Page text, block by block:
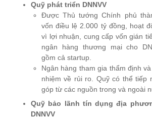
Quỹ phát triển DNNVV
Được Thủ tướng Chính phủ
vốn điều lệ 2.000 tỷ đồng, hoạt
vì lợi nhuận, cung cấp vốn gián
ngân hàng thương mại cho
gồm cả startup.
Ngân hàng tham gia thẩm định
nhiệm về rủi ro. Quỹ có thể tiếp
góp từ các nguồn trong và ngoài
Quỹ bảo lãnh tín dụng địa
DNNVV